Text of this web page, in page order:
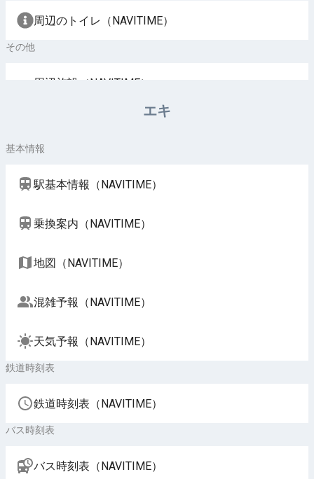
周辺のトイレ（NAVITIME）
その他
周辺施設（NAVITIME）
エキ
基本情報
駅基本情報（NAVITIME）
乗換案内（NAVITIME）
地図（NAVITIME）
混雑予報（NAVITIME）
天気予報（NAVITIME）
鉄道時刻表
鉄道時刻表（NAVITIME）
バス時刻表
バス時刻表（NAVITIME）